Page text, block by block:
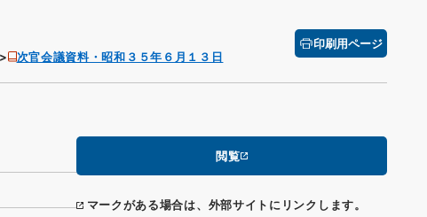
次官会議資料・昭和３５年６月１３日
印刷用ページ
閲覧
マークがある場合は、外部サイトにリンクします。